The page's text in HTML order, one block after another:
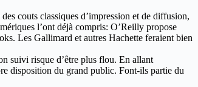
couts classiques d’impression et de diffusion,
l’ont déjà compris: O’Reilly propose
Les Gallimard et autres Hachette feraient bien
suivi risque d’être plus flou. En allant
disposition du grand public. Font-ils partie du